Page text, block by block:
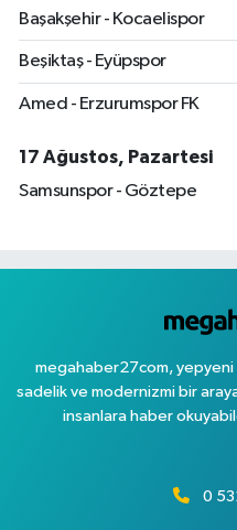
Başakşehir - Kocaelispor
Beşiktaş - Eyüpspor
Amed - Erzurumspor FK
17 Ağustos, Pazartesi
Samsunspor - Göztepe
megahaber27com, yepyeni
sadelik ve modernizmi bir
insanlara haber
0